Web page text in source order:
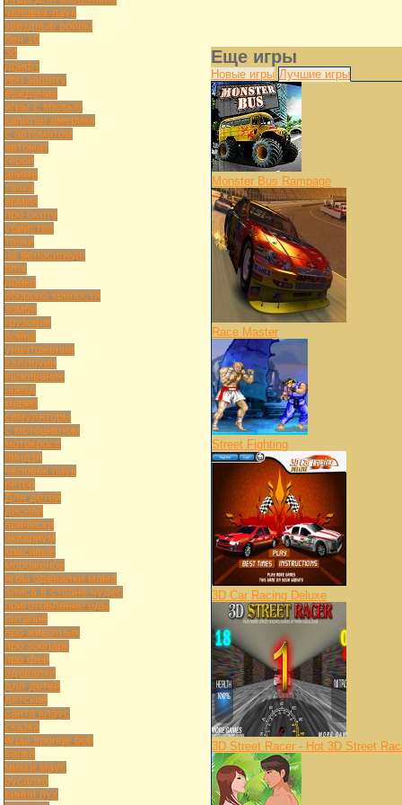
Еще игры
Новые игры Лучшие игры
Monster Bus Rampage
Race Master
Street Fighting
3D Car Racing Deluxe
3D Street Racer - Hot 3D Street
человек-паук
звездные войны
бен 10
3d
дрифт
про защиту
вождение
игры с кровью
капитан америка
с автоматом
автомат
герои
аниме
тачка
армия
про охоту
убийство
танки
на велосипеде
bmx
драка
оборона крепости
зомби
грузовик
война
уничтожение
хэллоуин
выживание
поезд
марио
симуляторы
с мотоциклом
мотокросс
ниндзя
человек паук
ретро
Для детей
дисней
прически
аквариум
красивые
мороженое
игры одевалки мама
алиса в стране чудес
приготовление еды
питание
про животных
про зоопарк
про фей
одевалки
для детей
детские
санта клаус
сказки
игры sponge bob
варка
микки маус
русалка
винни пух